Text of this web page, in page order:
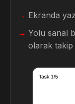
Ekranda
Yolu sanal
olarak takip